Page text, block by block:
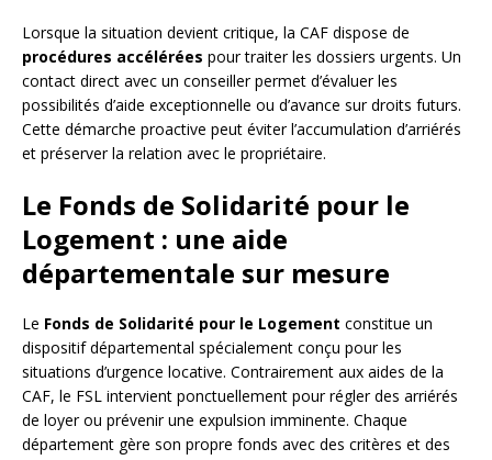
Lorsque la situation devient critique, la CAF dispose de
procédures accélérées pour traiter les dossiers urgents. Un
contact direct avec un conseiller permet d’évaluer les
possibilités d’aide exceptionnelle ou d’avance sur droits futurs.
Cette démarche proactive peut éviter l’accumulation d’arriérés
et préserver la relation avec le propriétaire.
Le Fonds de Solidarité pour le
Logement : une aide
départementale sur mesure
Le Fonds de Solidarité pour le Logement constitue un
dispositif départemental spécialement conçu pour les
situations d’urgence locative. Contrairement aux aides de la
CAF, le FSL intervient ponctuellement pour régler des arriérés
de loyer ou prévenir une expulsion imminente. Chaque
département gère son propre fonds avec des critères et des